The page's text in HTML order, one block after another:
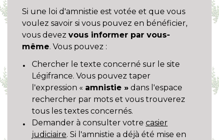
Si une loi d'amnistie est votée et que vous
voulez savoir si vous pouvez en bénéficier,
vous devez vous informer par vous-
même. Vous pouvez :
Chercher le texte concerné sur le site
Légifrance. Vous pouvez taper
l'expression « amnistie » dans l'espace
rechercher par mots et vous trouverez
tous les textes concernés.
Demander à consulter votre casier
judiciaire. Si l'amnistie a déjà été mise en